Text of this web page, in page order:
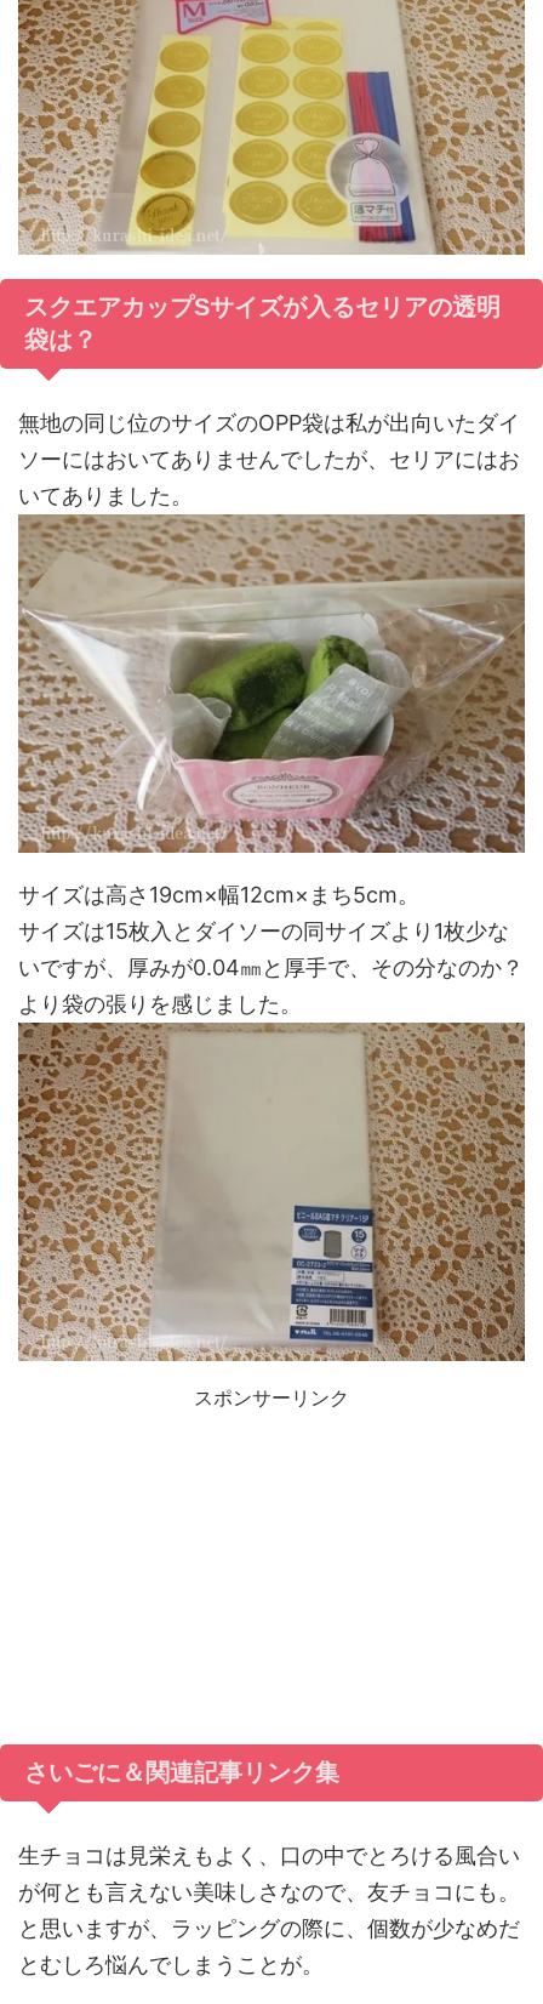
スクエアカップSサイズが入るセリアの透明
袋は？
無地の同じ位のサイズのOPP袋は私が出向いたダイ
ソーにはおいてありませんでしたが、セリアにはお
いてありました。
サイズは高さ19cm×幅12cm×まち5cm。
サイズは15枚入とダイソーの同サイズより1枚少な
いですが、厚みが0.04㎜と厚手で、その分なのか？
より袋の張りを感じました。
スポンサーリンク
さいごに＆関連記事リンク集
生チョコは見栄えもよく、口の中でとろける風合い
が何とも言えない美味しさなので、友チョコにも。
と思いますが、ラッピングの際に、個数が少なめだ
とむしろ悩んでしまうことが。